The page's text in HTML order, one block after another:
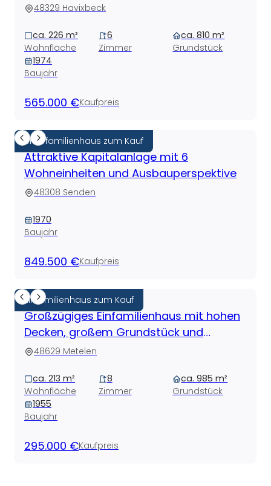
48329 Havixbeck
ca. 226 m²
Wohnfläche
6
Zimmer
ca. 810 m²
Grundstück
1974
Baujahr
565.000 €Kaufpreis
Mehrfamilienhaus zum Kauf
Attraktive Kapitalanlage mit 6
Wohneinheiten und Ausbauperspektive
48308 Senden
1970
Baujahr
849.500 €Kaufpreis
Einfamilienhaus zum Kauf
Großzügiges Einfamilienhaus mit hohen
Decken, großem Grundstück und
Entwicklungspotenzial in Metelen
48629 Metelen
ca. 213 m²
Wohnfläche
8
Zimmer
ca. 985 m²
Grundstück
1955
Baujahr
295.000 €Kaufpreis